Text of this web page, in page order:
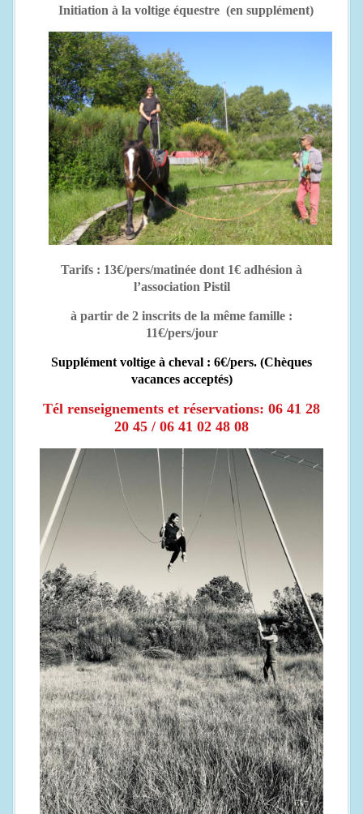
Initiation à la voltige équestre(en supplément)
Tarifs : 13€/pers/matinée dont 1€ adhésion à
l’association Pistil
à partir de 2 inscrits de la même famille :
11€/pers/jour
Supplément voltige à cheval : 6€/pers. (Chèques
vacances acceptés)
Tél renseignements et réservations: 06 41 28
20 45 / 06 41 02 48 08